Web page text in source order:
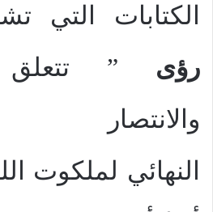
الكتابات التي
رؤى ” تتعلق
والانتصار